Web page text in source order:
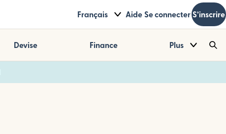
Français Aide Se connecter S’inscrire
Devise Finance Plus